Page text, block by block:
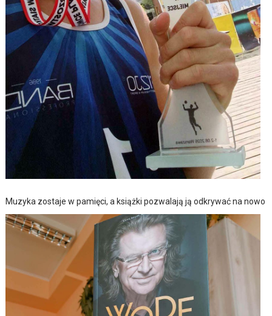
Muzyka zostaje w pamięci, a książki pozwalają ją odkrywać na nowo